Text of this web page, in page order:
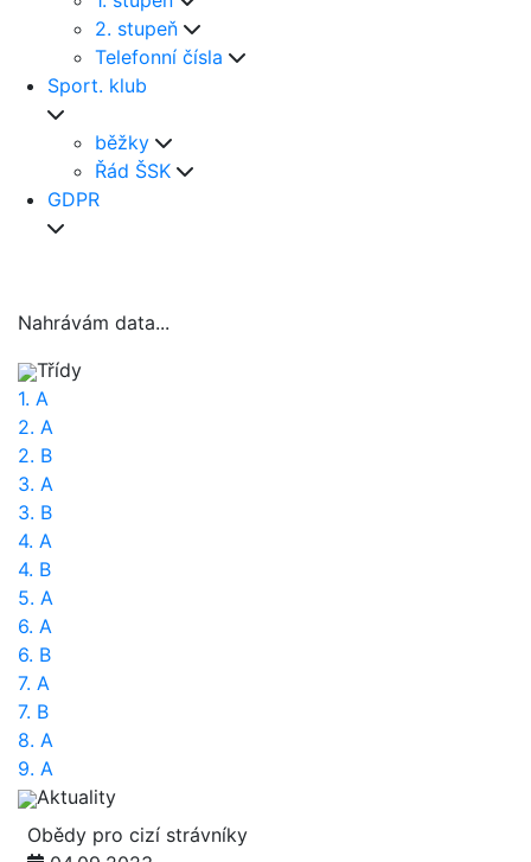
2. stupeň
Telefonní čísla
Sport. klub
běžky
Řád ŠSK
GDPR
Nahrávám data...
Třídy
1. A
2. A
2. B
3. A
3. B
4. A
4. B
5. A
6. A
6. B
7. A
7. B
8. A
9. A
Aktuality
Obědy pro cizí strávníky